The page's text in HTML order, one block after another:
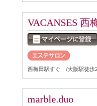
VACANSES 西
西梅田駅すぐ /大阪駅徒歩
marble.duo